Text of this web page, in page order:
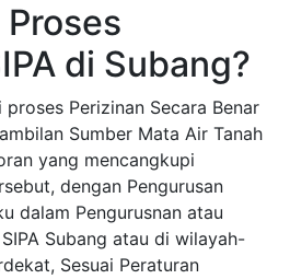
di Subang?
Perizinan Secara Benar
Sumber Mata Air Tanah
yang mencangkupi
dengan Pengurusan
dalam Pengurusnan atau
Subang atau di wilayah-
Sesuai Peraturan